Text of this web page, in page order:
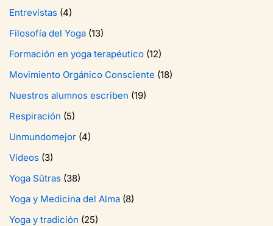
Entrevistas (4)
Filosofía del Yoga (13)
Formación en yoga terapéutico (12)
Movimiento Orgánico Consciente (18)
Nuestros alumnos escriben (19)
Respiración (5)
Unmundomejor (4)
Videos (3)
Yoga Sûtras (38)
Yoga y Medicina del Alma (8)
Yoga y tradición (25)